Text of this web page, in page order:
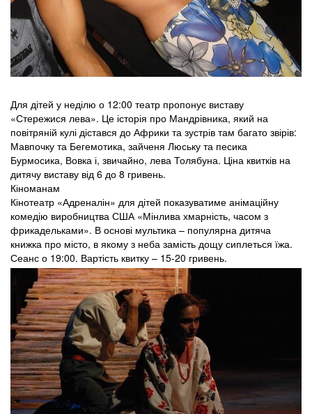
Для дітей у неділю о 12:00 театр пропонує виставу
«Стережися лева». Це історія про Мандрівника, який на
повітряній кулі дістався до Африки та зустрів там багато звірів:
Мавпочку та Бегемотика, зайченя Люську та песика
Бурмосика, Вовка і, звичайно, лева Толябуна. Ціна квитків на
дитячу виставу від 6 до 8 гривень.
Кіноманам
Кінотеатр «Адреналін» для дітей показуватиме анімаційну
комедію виробництва США «Мінлива хмарність, часом з
фрикадельками». В основі мультика – популярна дитяча
книжка про місто, в якому з неба замість дощу сиплеться їжа.
Сеанс о 19:00. Вартість квитку – 15-20 гривень.